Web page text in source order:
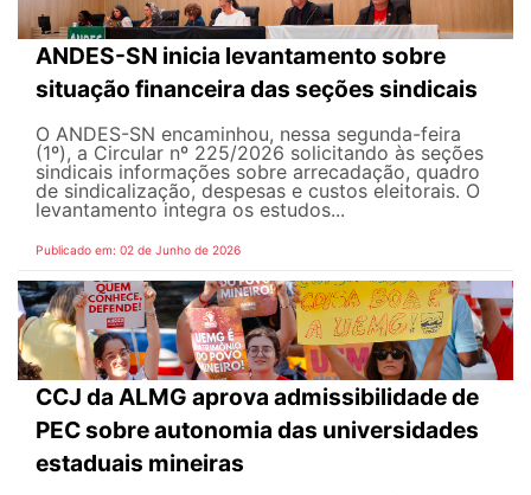
ANDES-SN inicia levantamento sobre
situação financeira das seções sindicais
O ANDES-SN encaminhou, nessa segunda-feira
(1º), a Circular nº 225/2026 solicitando às seções
sindicais informações sobre arrecadação, quadro
de sindicalização, despesas e custos eleitorais. O
levantamento integra os estudos...
Publicado em: 02 de Junho de 2026
CCJ da ALMG aprova admissibilidade de
PEC sobre autonomia das universidades
estaduais mineiras